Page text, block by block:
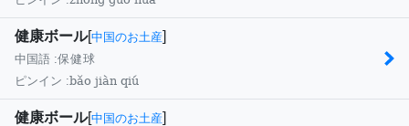
健康ボール[中国のお土産]
中国語 :保健球
ピンイン :bǎo jiàn qiú
健康ボール[中国のお土産]